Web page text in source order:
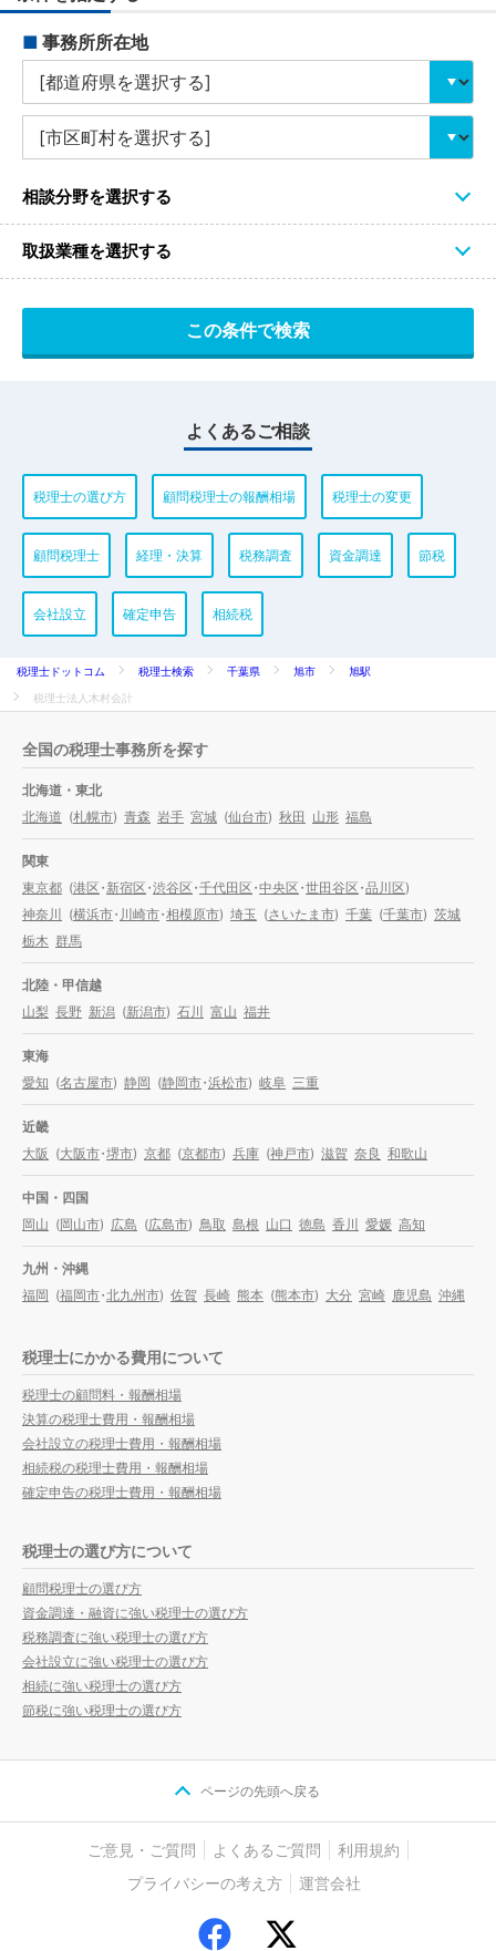
■ 事務所所在地
相談分野を選択する
取扱業種を選択する
よくあるご相談
税理士の選び方 顧問税理士の報酬相場 税理士の変更
顧問税理士 経理・決算 税務調査 資金調達 節税
会社設立 確定申告 相続税
税理士ドットコム 税理士検索 千葉県 旭市
旭駅
税理士法人木村会計
全国の税理士事務所を探す
北海道・東北
北海道 (札幌市) 青森 岩手 宮城 (仙台市) 秋田 山形 福島
関東
東京都 (港区・新宿区・渋谷区・千代田区・中央区・世田谷区・品川区)
神奈川 (横浜市・川崎市・相模原市) 埼玉 (さいたま市) 千葉 (千葉市) 茨城
栃木 群馬
北陸・甲信越
山梨 長野 新潟 (新潟市) 石川 富山 福井
東海
愛知 (名古屋市) 静岡 (静岡市・浜松市) 岐阜 三重
近畿
大阪 (大阪市・堺市) 京都 (京都市) 兵庫 (神戸市) 滋賀 奈良 和歌山
中国・四国
岡山 (岡山市) 広島 (広島市) 鳥取 島根 山口 徳島 香川 愛媛 高知
九州・沖縄
福岡 (福岡市・北九州市) 佐賀 長崎 熊本 (熊本市) 大分 宮崎 鹿児島 沖縄
税理士にかかる費用について
税理士の顧問料・報酬相場
決算の税理士費用・報酬相場
会社設立の税理士費用・報酬相場
相続税の税理士費用・報酬相場
確定申告の税理士費用・報酬相場
税理士の選び方について
顧問税理士の選び方
資金調達・融資に強い税理士の選び方
税務調査に強い税理士の選び方
会社設立に強い税理士の選び方
相続に強い税理士の選び方
節税に強い税理士の選び方
ページの先頭へ戻る
ご意見・ご質問 よくあるご質問
利用規約
プライバシーの考え方
運営会社